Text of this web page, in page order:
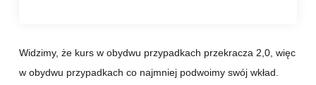
Widzimy, że kurs w obydwu przypadkach przekracza 2,0, więc
w obydwu przypadkach co najmniej podwoimy swój wkład.